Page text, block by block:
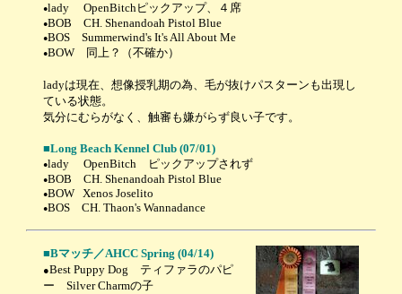
●lady OpenBitchピックアップ、４席
●BOB CH. Shenandoah Pistol Blue
●BOS Summerwind's It's All About Me
●BOW 同上？（不確か）
ladyは現在、想像授乳期の為、毛が抜けパスターンも出現し
ている状態。
気分にむらがなく、触審も嫌がらず良い子です。
■Long Beach Kennel Club (07/01)
●lady OpenBitch ピックアップされず
●BOB CH. Shenandoah Pistol Blue
●BOW Xenos Joselito
●BOS CH. Thaon's Wannadance
■Bマッチ／AHCC Spring (04/14)
●Best Puppy Dog ティファラのパピ
ー Silver Charmの子